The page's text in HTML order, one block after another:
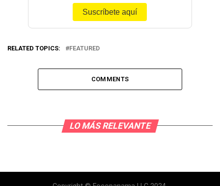
Suscríbete aquí
RELATED TOPICS: FEATURED
COMMENTS
LO MÁS RELEVANTE